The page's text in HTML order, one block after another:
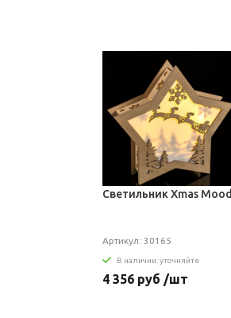
Светильник Xmas Mood
Артикул: 30165
В наличии: уточняйте
4 356 руб /шт